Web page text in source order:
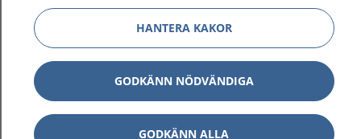
1177 på flera språk Show
Om 1177 Show
Kontakt Show
HANTERA KAKOR
GODKÄNN NÖDVÄNDIGA
GODKÄNN ALLA